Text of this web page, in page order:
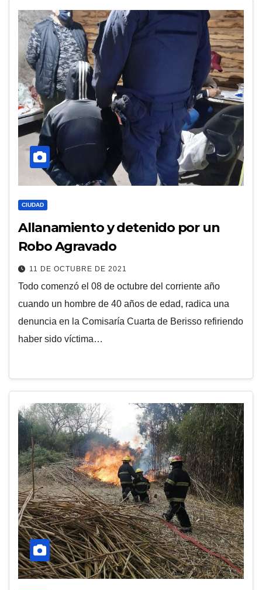
CIUDAD
Allanamiento y detenido por un
Robo Agravado
11 DE OCTUBRE DE 2021
Todo comenzó el 08 de octubre del corriente año
cuando un hombre de 40 años de edad, radica una
denuncia en la Comisaría Cuarta de Berisso refiriendo
haber sido víctima…